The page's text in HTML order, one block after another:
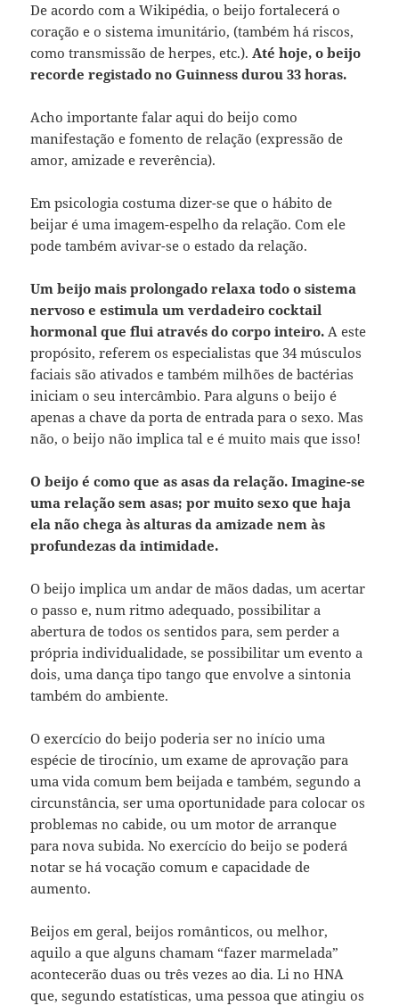
De acordo com a Wikipédia, o beijo fortalecerá o
coração e o sistema imunitário, (também há riscos,
como transmissão de herpes, etc.).Até hoje, o beijo
recorde registado no Guinness durou 33 horas.
Acho importante falar aqui do beijo como
manifestação e fomento de relação (expressão de
amor, amizade e reverência).
Em psicologia costuma dizer-se que o hábito de
beijar é uma imagem-espelho da relação. Com ele
pode também avivar-se o estado da relação.
Um beijo mais prolongado relaxa todo o sistema
nervoso e estimula um verdadeiro cocktail
hormonal que flui através do corpo inteiro. A este
propósito, referem os especialistas que 34 músculos
faciais são ativados e também milhões de bactérias
iniciam o seu intercâmbio. Para alguns o beijo é
apenas a chave da porta de entrada para o sexo. Mas
não, o beijo não implica tal e é muito mais que isso!
O beijo é como que as asas da relação. Imagine-se
uma relação sem asas; por muito sexo que haja
ela não chega às alturas da amizade nem às
profundezas da intimidade.
O beijo implica um andar de mãos dadas, um acertar
o passo e, num ritmo adequado, possibilitar a
abertura de todos os sentidos para, sem perder a
própria individualidade, se possibilitar um evento a
dois, uma dança tipo tango que envolve a sintonia
também do ambiente.
O exercício do beijo poderia ser no início uma
espécie de tirocínio, um exame de aprovação para
uma vida comum bem beijada e também, segundo a
circunstância, ser uma oportunidade para colocar os
problemas no cabide, ou um motor de arranque
para nova subida. No exercício do beijo se poderá
notar se há vocação comum e capacidade de
aumento.
Beijos em geral, beijos românticos, ou melhor,
aquilo a que alguns chamam “fazer marmelada”
acontecerão duas ou três vezes ao dia. Li no HNA
que, segundo estatísticas, uma pessoa que atingiu os